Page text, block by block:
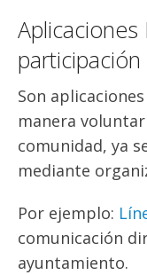
Son
manera
comunidad, ya
mediante
Por ejemplo:
comunicación
ayuntamiento.